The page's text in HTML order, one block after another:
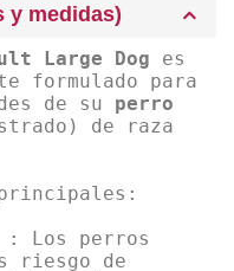
y medidas)
Large Dog es
formulado para
de su perro
de raza
principales:
: Los perros
riesgo de